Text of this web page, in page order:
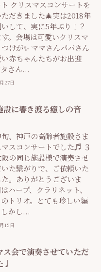
クリスマスコンサートを
だきました🎄実は2018年
して、実に5年ぶり！？
。会場は可愛いクリスマ
けが✨ ママさんパパさん
い赤ちゃんたちがお出迎
さん...
27日
設に響き渡る癒しの音
旬、神戸の高齢者施設さま
スコンサートでした♬ ３
の同じ施設様で演奏させ
た繋がりで、ご依頼いた
。ありがとうございま
ハープ、クラリネット、
トリオ。とても珍しい編
かし...
15日
ス会で演奏させていただ
♩